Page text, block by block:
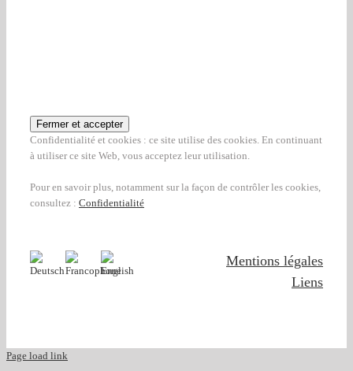
Confidentialité et cookies : ce site utilise des cookies. En continuant
à utiliser ce site Web, vous acceptez leur utilisation.
Pour en savoir plus, notamment sur la façon de contrôler les cookies,
consultez : Confidentialité
Mentions légales
Liens
Page load link